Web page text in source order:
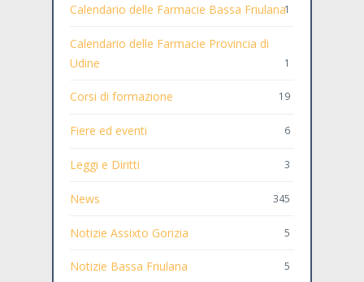
Calendario delle Farmacie Bassa Friulana1
Calendario delle Farmacie Provincia di
Udine
1
Corsi di formazione 19
Fiere ed eventi 6
Leggi e Diritti 3
News 345
Notizie Assixto Gorizia 5
Notizie Bassa Friulana 5